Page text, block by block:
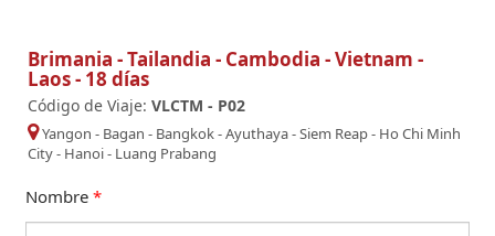
Brimania - Tailandia - Cambodia - Vietnam -
Laos - 18 días
Código de Viaje: VLCTM - P02
Yangon - Bagan - Bangkok-Ayuthaya-Siem Reap- Ho Chi Minh
City- Hanoi- Luang Prabang
Nombre *